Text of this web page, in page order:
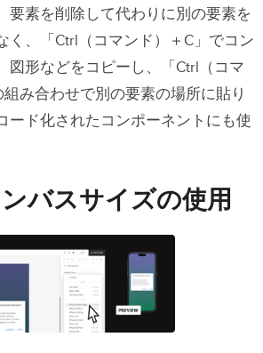
ィの向上
に追加する新機能の提案
要素を削除して代わりに別の要素を
く、「Ctrl（コマンド）＋C」でコン
図形などをコピーし、「Ctrl（コマ
み合わせで別の要素の場所に貼り
ード化されたコンポーネントにも使
バスサイズの使用